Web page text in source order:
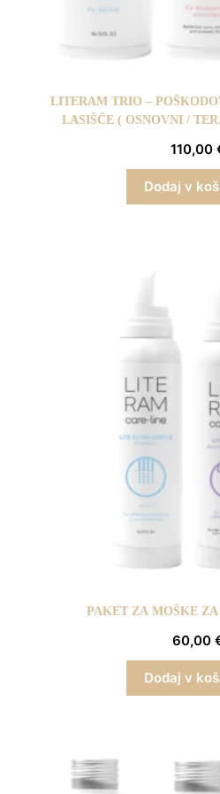
LITERAM TRIO –
LASIŠČE ( OSNOVNI /
110,00
Dodaj v
PAKET ZA MOŠKE
60,00
Dodaj v